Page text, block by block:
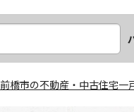
前橋市の不動産・中古住宅一